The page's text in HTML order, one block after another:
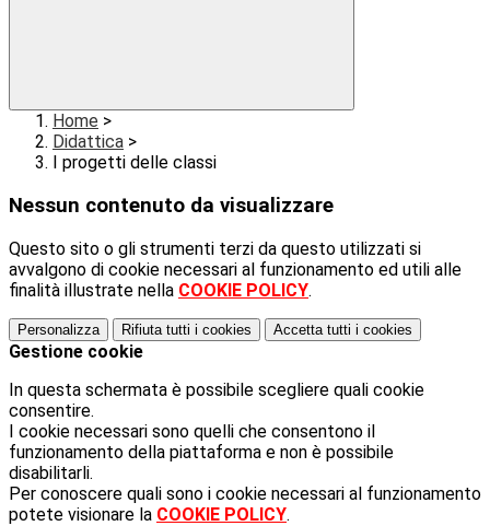
Home >
Didattica >
I progetti delle classi
Nessun contenuto da visualizzare
Questo sito o gli strumenti terzi da questo utilizzati si
avvalgono di cookie necessari al funzionamento ed utili alle
finalità illustrate nella COOKIE POLICY.
Personalizza Rifiuta tutti i cookies Accetta tutti i cookies
Gestione cookie
In questa schermata è possibile scegliere quali cookie
consentire.
I cookie necessari sono quelli che consentono il
funzionamento della piattaforma e non è possibile
disabilitarli.
Per conoscere quali sono i cookie necessari al funzionamento
potete visionare la COOKIE POLICY.